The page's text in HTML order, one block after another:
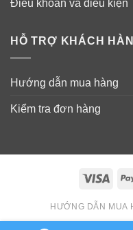
Điều khoản và điều kiện
HỖ TRỢ KHÁCH
Hướng dẫn mua hàng
Kiểm tra đơn hàng
Visa
HƯỚNG DẪN MUA
Copyright